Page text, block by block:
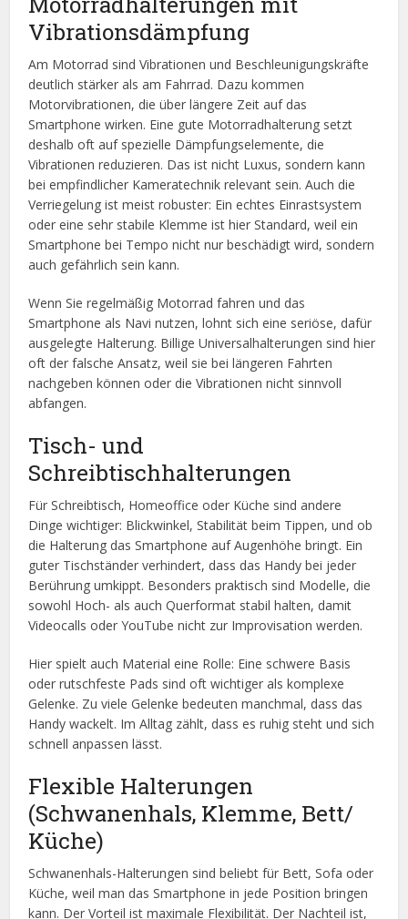
Vibrationsdämpfung
Am Motorrad sind Vibrationen und Beschleunigungskräfte
deutlich stärker als am Fahrrad. Dazu kommen
Motorvibrationen, die über längere Zeit auf das
Smartphone wirken. Eine gute Motorradhalterung setzt
deshalb oft auf spezielle Dämpfungselemente, die
Vibrationen reduzieren. Das ist nicht Luxus, sondern kann
bei empfindlicher Kameratechnik relevant sein. Auch die
Verriegelung ist meist robuster: Ein echtes Einrastsystem
oder eine sehr stabile Klemme ist hier Standard, weil ein
Smartphone bei Tempo nicht nur beschädigt wird, sondern
auch gefährlich sein kann.
Wenn Sie regelmäßig Motorrad fahren und das
Smartphone als Navi nutzen, lohnt sich eine seriöse, dafür
ausgelegte Halterung. Billige Universalhalterungen sind hier
oft der falsche Ansatz, weil sie bei längeren Fahrten
nachgeben können oder die Vibrationen nicht sinnvoll
abfangen.
Tisch- und
Schreibtischhalterungen
Für Schreibtisch, Homeoffice oder Küche sind andere
Dinge wichtiger: Blickwinkel, Stabilität beim Tippen, und ob
die Halterung das Smartphone auf Augenhöhe bringt. Ein
guter Tischständer verhindert, dass das Handy bei jeder
Berührung umkippt. Besonders praktisch sind Modelle, die
sowohl Hoch- als auch Querformat stabil halten, damit
Videocalls oder YouTube nicht zur Improvisation werden.
Hier spielt auch Material eine Rolle: Eine schwere Basis
oder rutschfeste Pads sind oft wichtiger als komplexe
Gelenke. Zu viele Gelenke bedeuten manchmal, dass das
Handy wackelt. Im Alltag zählt, dass es ruhig steht und sich
schnell anpassen lässt.
Flexible Halterungen
(Schwanenhals, Klemme, Bett/
Küche)
Schwanenhals-Halterungen sind beliebt für Bett, Sofa oder
Küche, weil man das Smartphone in jede Position bringen
kann. Der Vorteil ist maximale Flexibilität. Der Nachteil ist,